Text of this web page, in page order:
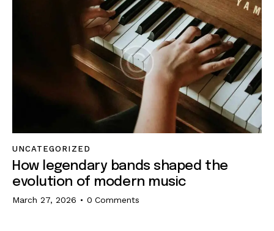
UNCATEGORIZED
How legendary bands shaped the
evolution of modern music
March 27, 2026 0 Comments